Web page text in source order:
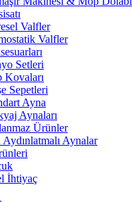
Valfler
Valfler
Setleri
Kovaları
Sepetleri
Ayna
Aynaları
Ürünler
Aynalar
İhtiyaç